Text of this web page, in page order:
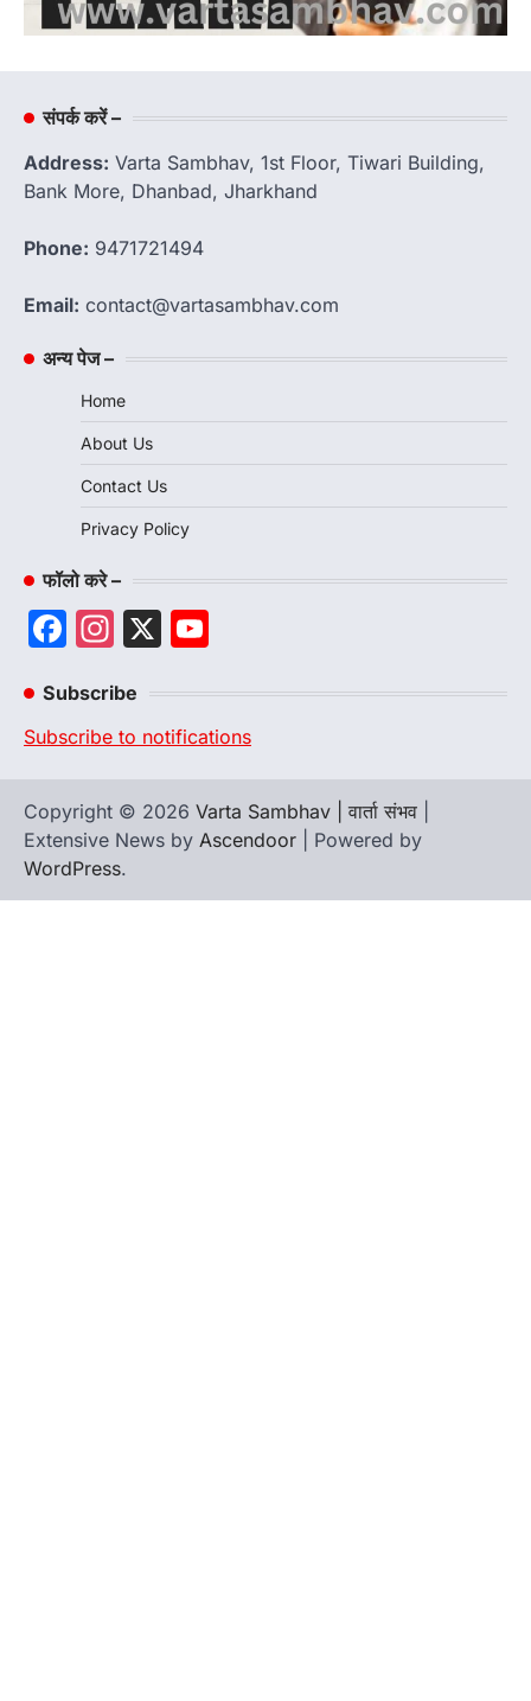
संपर्क करें –
Address: Varta Sambhav, 1st Floor, Tiwari Building,
Bank More, Dhanbad, Jharkhand
Phone: 9471721494
Email: contact@vartasambhav.com
अन्य पेज –
Home
About Us
Contact Us
Privacy Policy
फॉलो करे –
Facebook
Instagram
X
Subscribe
Subscribe to notifications
Copyright © 2026 Varta Sambhav | वार्ता संभव
Extensive News by Ascendoor | Powered by
WordPress.